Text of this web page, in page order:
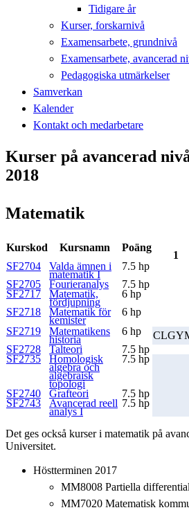
Tidigare år
Kurser, forskarnivå
Examensarbete, grundnivå
Examensarbete, avancerad
Pedagogiska utmärkelser
Samverkan
Kalender
Kontakt och medarbetare
Kurser på avancerad
2018
Matematik
Kurskod Kursnamn Poäng
1
SF2704
Valda ämnen i
matematik I
7.5 hp
SF2705
Fourieranalys
7.5 hp
SF2717
Matematik,
fördjupning
6 hp
SF2718
Matematik för
kemister
6 hp
SF2719
Matematikens
historia
6 hp
SF2728
Talteori
7.5 hp
SF2735
Homologisk
algebra och
algebraisk
topologi
7.5 hp
SF2740 Grafteori
7.5 hp
SF2743
Avancerad reell
analys I
7.5 hp
Det ges också kurser i matematik på
Universitet.
Höstterminen 2017
MM8008 Partiella
MM7020 Matematisk